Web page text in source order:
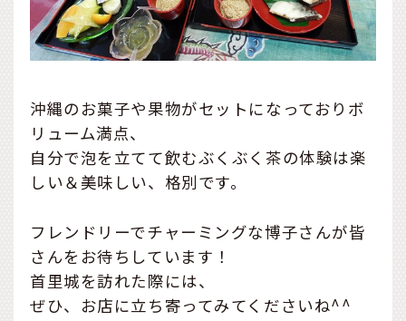
沖縄のお菓子や果物がセットになっておりボ
リューム満点、
自分で泡を立てて飲むぶくぶく茶の体験は楽
しい＆美味しい、格別です。
フレンドリーでチャーミングな博子さんが皆
さんをお待ちしています！
首里城を訪れた際には、
ぜひ、お店に立ち寄ってみてくださいね^^